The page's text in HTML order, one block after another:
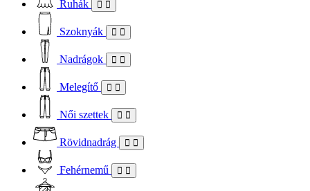
Ruhák
Szoknyák
Nadrágok
Melegítő
Női szettek
Rövidnadrág
Fehérnemű